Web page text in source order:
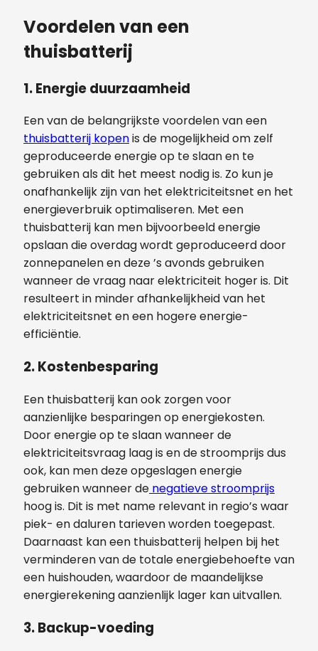
Voordelen van een
thuisbatterij
1. Energie duurzaamheid
Een van de belangrijkste voordelen van een
thuisbatterij kopenis de mogelijkheid om zelf
geproduceerde energie op te slaan en te
gebruiken als dit het meest nodig is. Zo kun je
onafhankelijk zijn van het elektriciteitsnet en het
energieverbruik optimaliseren. Met een
thuisbatterij kan men bijvoorbeeld energie
opslaan die overdag wordt geproduceerd door
zonnepanelen en deze ’s avonds gebruiken
wanneer de vraag naar elektriciteit hoger is. Dit
resulteert in minder afhankelijkheid van het
elektriciteitsnet en een hogere energie-
efficiëntie.
2. Kostenbesparing
Een thuisbatterij kan ook zorgen voor
aanzienlijke besparingen op energiekosten.
Door energie op te slaan wanneer de
elektriciteitsvraag laag is en de stroomprijs dus
ook, kan men deze opgeslagen energie
gebruiken wanneer de negatieve stroomprijs
hoog is. Dit is met name relevant in regio’s waar
piek- en daluren tarieven worden toegepast.
Daarnaast kan een thuisbatterij helpen bij het
verminderen van de totale energiebehoefte van
een huishouden, waardoor de maandelijkse
energierekening aanzienlijk lager kan uitvallen.
3. Backup-voeding